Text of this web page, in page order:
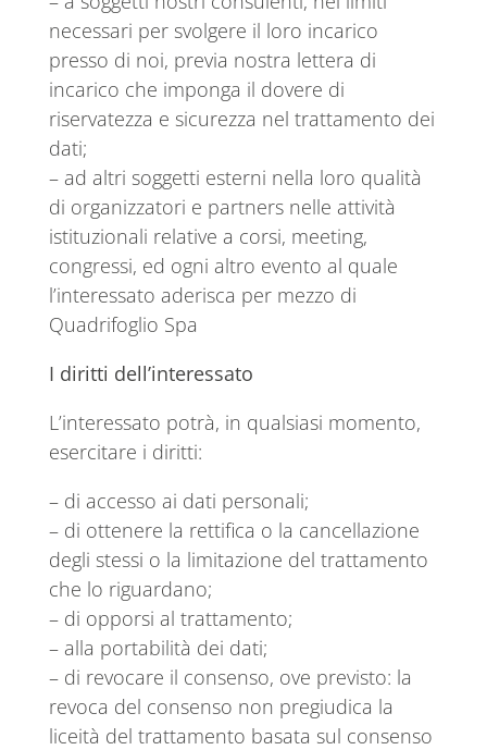
necessari per svolgere il loro incarico
presso di noi, previa nostra lettera di
incarico che imponga il dovere di
riservatezza e sicurezza nel trattamento dei
dati;
– ad altri soggetti esterni nella loro qualità
di organizzatori e partners nelle attività
istituzionali relative a corsi, meeting,
congressi, ed ogni altro evento al quale
l’interessato aderisca per mezzo di
Quadrifoglio Spa
I diritti dell’interessato
L’interessato potrà, in qualsiasi momento,
esercitare i diritti:
– di accesso ai dati personali;
– di ottenere la rettifica o la cancellazione
degli stessi o la limitazione del trattamento
che lo riguardano;
– di opporsi al trattamento;
– alla portabilità dei dati;
– di revocare il consenso, ove previsto: la
revoca del consenso non pregiudica la
liceità del trattamento basata sul consenso